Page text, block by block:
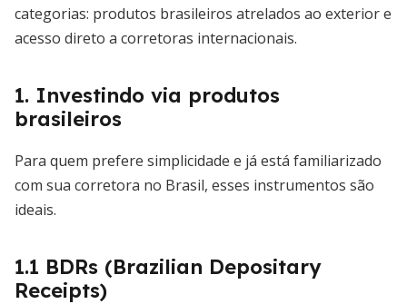
categorias: produtos brasileiros atrelados ao exterior e
acesso direto a corretoras internacionais.
1. Investindo via produtos
brasileiros
Para quem prefere simplicidade e já está familiarizado
com sua corretora no Brasil, esses instrumentos são
ideais.
1.1 BDRs (Brazilian Depositary
Receipts)